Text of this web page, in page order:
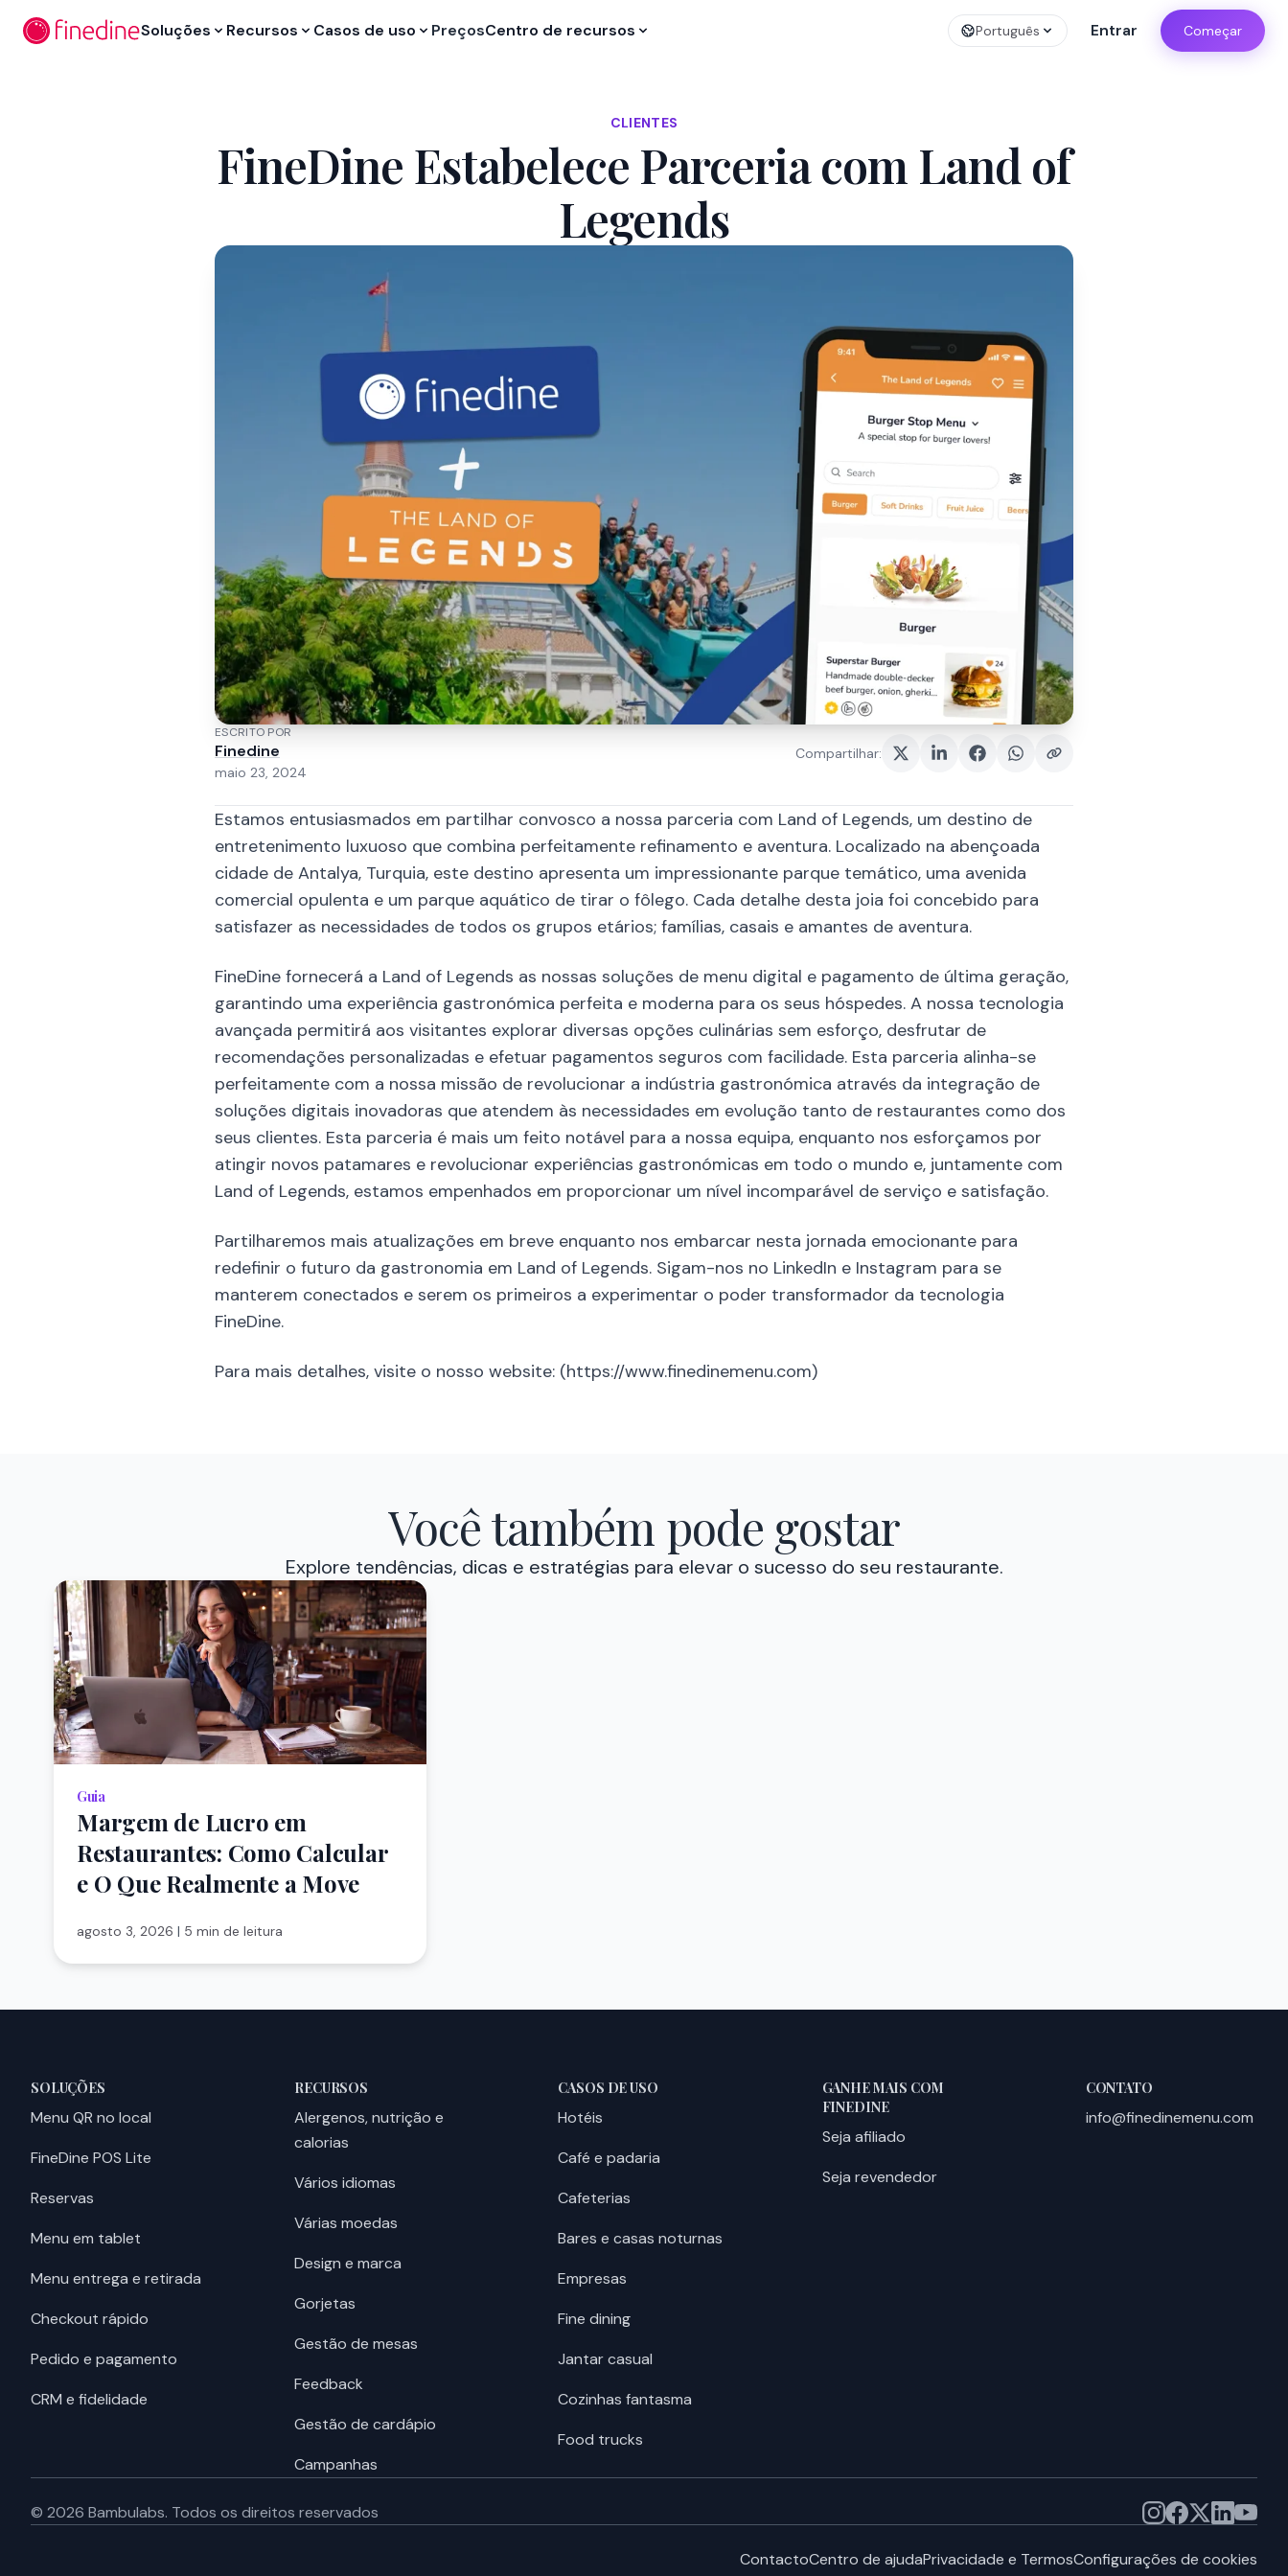
Soluções
Recursos Casos de uso PreçosCentro de recursos Português Entrar Começar
CLIENTES
FineDine Estabelece Parceria com Land of
Legends
ESCRITO POR
Finedine
maio 23, 2024
Compartilhar:
Estamos entusiasmados em partilhar convosco a nossa parceria com Land of Legends, um destino de
entretenimento luxuoso que combina perfeitamente refinamento e aventura. Localizado na abençoada
cidade de Antalya, Turquia, este destino apresenta um impressionante parque temático, uma avenida
comercial opulenta e um parque aquático de tirar o fôlego. Cada detalhe desta joia foi concebido para
satisfazer as necessidades de todos os grupos etários; famílias, casais e amantes de aventura.
FineDine fornecerá a Land of Legends as nossas soluções de menu digital e pagamento de última geração,
garantindo uma experiência gastronómica perfeita e moderna para os seus hóspedes. A nossa tecnologia
avançada permitirá aos visitantes explorar diversas opções culinárias sem esforço, desfrutar de
recomendações personalizadas e efetuar pagamentos seguros com facilidade. Esta parceria alinha-se
perfeitamente com a nossa missão de revolucionar a indústria gastronómica através da integração de
soluções digitais inovadoras que atendem às necessidades em evolução tanto de restaurantes como dos
seus clientes. Esta parceria é mais um feito notável para a nossa equipa, enquanto nos esforçamos por
atingir novos patamares e revolucionar experiências gastronómicas em todo o mundo e, juntamente com
Land of Legends, estamos empenhados em proporcionar um nível incomparável de serviço e satisfação.
Partilharemos mais atualizações em breve enquanto nos embarcar nesta jornada emocionante para
redefinir o futuro da gastronomia em Land of Legends. Sigam-nos no LinkedIn e Instagram para se
manterem conectados e serem os primeiros a experimentar o poder transformador da tecnologia
FineDine.
Para mais detalhes, visite o nosso website: (https://www.finedinemenu.com)
Você também pode gostar
Explore tendências, dicas e estratégias para elevar o sucesso do seu restaurante.
Guia
Margem de Lucro em
Restaurantes: Como Calcular
e O Que Realmente a Move
agosto 3, 2026 | 5 min de leitura
SOLUÇÕES
Menu QR no local
FineDine POS Lite
Reservas
Menu em tablet
Menu entrega e retirada
Checkout rápido
Pedido e pagamento
CRM e fidelidade
RECURSOS
Alergenos, nutrição e
calorias
Vários idiomas
Várias moedas
Design e marca
Gorjetas
Gestão de mesas
Feedback
Gestão de cardápio
Campanhas
CASOS DE USO
Hotéis
Café e padaria
Cafeterias
Bares e casas noturnas
Empresas
Fine dining
Jantar casual
Cozinhas fantasma
Food trucks
GANHE MAIS COM
FINEDINE
Seja afiliado
Seja revendedor
CONTATO
info@finedinemenu.com
© 2026 Bambulabs. Todos os direitos reservados
ContactoCentro de ajudaPrivacidade e TermosConfigurações de cookies